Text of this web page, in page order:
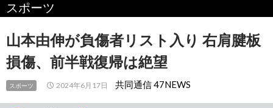
へ
動
スポーツ
山本由伸が負傷者リスト入り 右肩腱板
損傷、前半戦復帰は絶望
スポーツ 2024年6月17日 共同通信 47NEWS